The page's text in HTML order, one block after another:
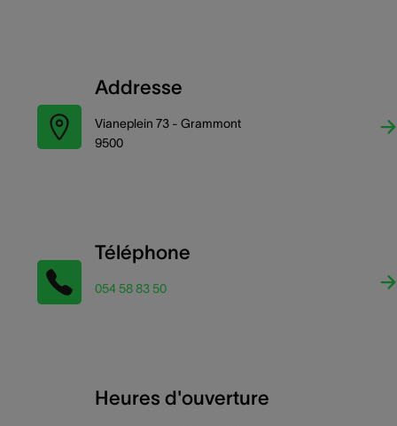
Addresse
Vianeplein 73 - Grammont
9500
Téléphone
054 58 83 50
Heures d'ouverture